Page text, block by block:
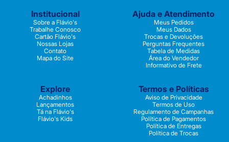
Institucional
Sobre a Flávio's
Trabalhe Conosco
Cartão Flávio's
Nossas Lojas
Contato
Mapa do Site
Ajuda e Atendimento
Meus Pedidos
Meus Dados
Trocas e Devoluções
Perguntas Frequentes
Tabela de Medidas
Área do Vendedor
Informativo de Frete
Explore
Achadinhos
Lançamentos
Tá na Flávio's
Flávio's Kids
Termos e Políticas
Aviso de Privacidade
Termos de Uso
Regulamento de Campanhas
Política de Pagamentos
Política de Entregas
Política de Trocas